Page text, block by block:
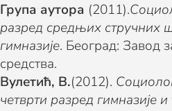
Група аутора (2011).
разред средњих стручних
гимназије. Београд: Завод
средства.
Вулетић, В.(2012).
четврти разред гимназије и